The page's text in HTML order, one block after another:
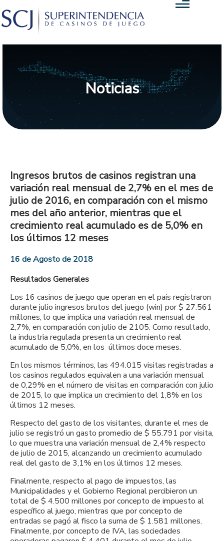
Noticias
Ingresos brutos de casinos registran una
variación real mensual de 2,7% en el mes de
julio de 2016, en comparación con el mismo
mes del año anterior, mientras que el
crecimiento real acumulado es de 5,0% en
los últimos 12 meses
16 de Agosto de 2018
Resultados Generales
Los 16 casinos de juego que operan en el país registraron
durante julio ingresos brutos del juego (win) por $ 27.561
millones, lo que implica una variación real mensual de
2,7%, en comparación con julio de 2105. Como resultado,
la industria regulada presenta un crecimiento real
acumulado de 5,0%, en los últimos doce meses.
En los mismos términos, las 494.015 visitas registradas a
los casinos regulados equivalen a una variación mensual
de 0,29% en el número de visitas en comparación con julio
de 2015, lo que implica un crecimiento del 1,8% en los
últimos 12 meses.
Respecto del gasto de los visitantes, durante el mes de
julio se registró un gasto promedio de $ 55.791 por visita,
lo que muestra una variación mensual de 2,4% respecto
de julio de 2015, alcanzando un crecimiento acumulado
real del gasto de 3,1% en los últimos 12 meses.
Finalmente, respecto al pago de impuestos, las
Municipalidades y el Gobierno Regional percibieron un
total de $ 4.500 millones por concepto de impuesto al
específico al juego, mientras que por concepto de
entradas se pagó al fisco la suma de $ 1.581 millones.
Finalmente, por concepto de IVA, las sociedades